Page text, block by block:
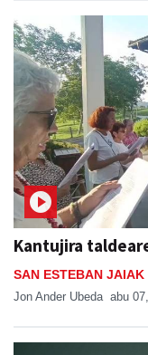
Kantujira
SAN ESTEBAN
Jon Ander Ubeda abu